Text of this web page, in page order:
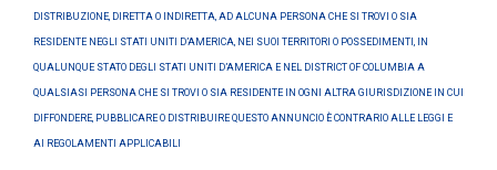
DISTRIBUZIONE, DIRETTA O INDIRETTA, AD ALCUNA PERSONA CHE SI TROVI O SIA
RESIDENTE NEGLI STATI UNITI D’AMERICA, NEI SUOI TERRITORI O POSSEDIMENTI, IN
QUALUNQUE STATO DEGLI STATI UNITI D’AMERICA E NEL DISTRICT OF COLUMBIA A
QUALSIASI PERSONA CHE SI TROVI O SIA RESIDENTE IN OGNI ALTRA GIURISDIZIONE IN CUI
DIFFONDERE, PUBBLICARE O DISTRIBUIRE QUESTO ANNUNCIO È CONTRARIO ALLE LEGGI E
AI REGOLAMENTI APPLICABILI